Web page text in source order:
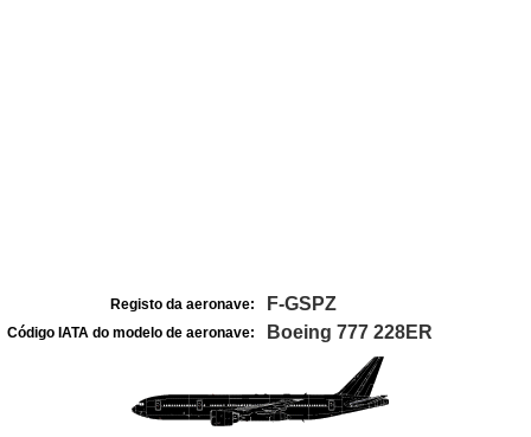
Registo da aeronave: F-GSPZ
Código IATA do modelo de aeronave: Boeing 777 228ER